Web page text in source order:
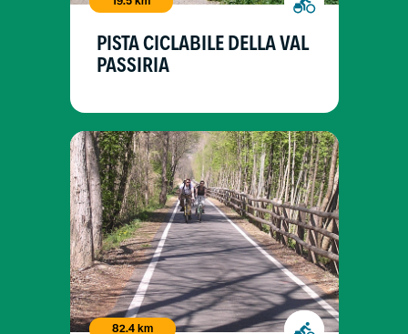
PISTA CICLABILE DELLA VAL
PASSIRIA
82.4 km